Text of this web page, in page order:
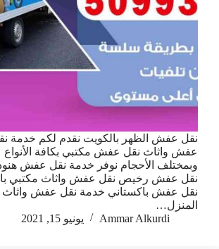
نقل عفش الظهر بالكويت نقدم لكم خدمة
عفش واثاث نقل عفش مكتبي بكافة الأنواع
وبمختلف الأحجام نوفر خدمة نقل عفش
نقل عفش رخيص نقل عفش واثاث مكتبي
نقل عفش باكستاني خدمة نقل عفش واثاث
المنزل…
Ammar Alkurdi
يونيو 15, 2021